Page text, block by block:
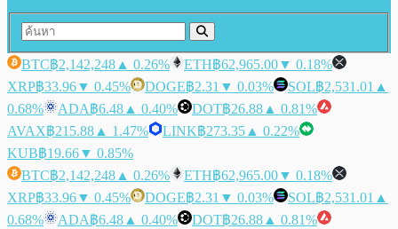
BTC฿2,142,248 ▲ 0.26% ETH฿62,965.00▼ 0.18%
XRP฿33.96▼ 0.45% DOGE฿2.31 ▼ 0.03% SOL฿2,531.01 ▲
0.68%
ADA฿6.48 ▲ 0.40% DOT฿26.88 ▲ 0.81%
AVAX฿215.88 ▲ 1.47% LINK฿273.35 ▲ 0.22%
KUB฿19.66▼ 0.85%
BTC฿2,142,248 ▲ 0.26% ETH฿62,965.00▼ 0.18%
XRP฿33.96▼ 0.45% DOGE฿2.31 ▼ 0.03% SOL฿2,531.01 ▲
0.68%
ADA฿6.48 ▲ 0.40% DOT฿26.88 ▲ 0.81%